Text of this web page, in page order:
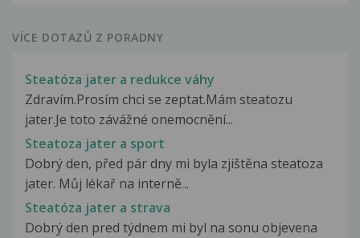
VÍCE DOTAZŮ Z PORADNY
Steatóza jater a redukce váhy
Zdravím.Prosím chci se zeptat.Mám steatozu
jater.Je toto závážné onemocnění...
Steatoza jater a sport
Dobrý den, před pár dny mi byla zjištěna steatoza
jater. Můj lékař na interně...
Steatóza jater a strava
Dobrý den pred týdnem mi byl na sonu objevena